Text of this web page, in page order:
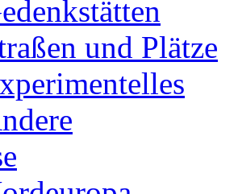
und Plätze